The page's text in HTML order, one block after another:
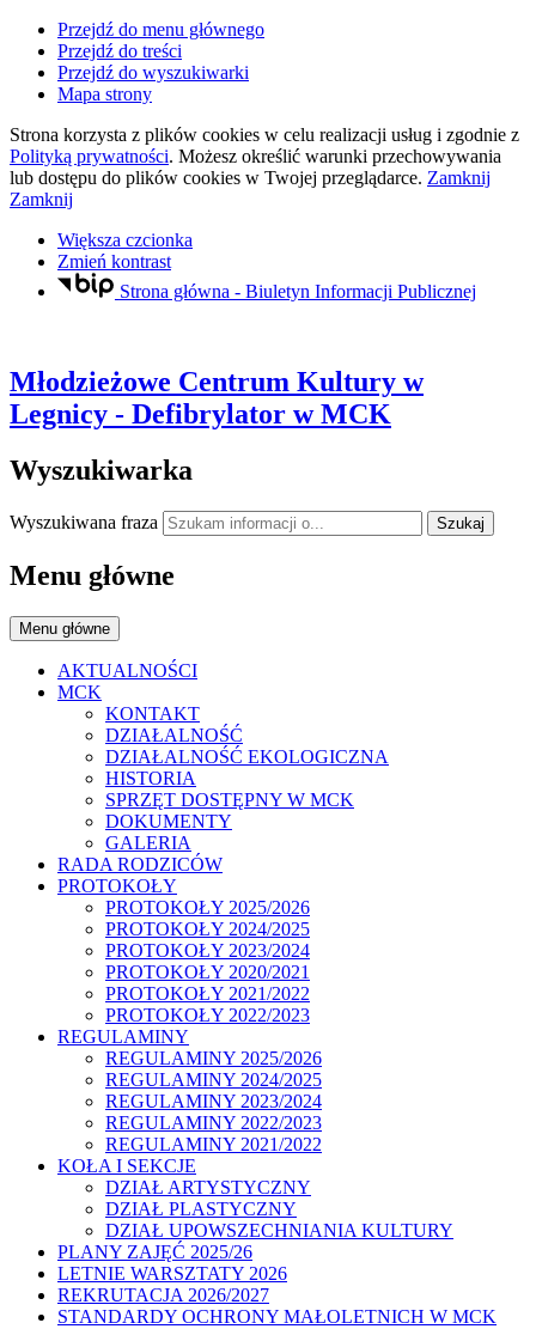
Przejdź do menu głównego
Przejdź do treści
Przejdź do wyszukiwarki
Mapa strony
Strona korzysta z plików cookies w celu realizacji usług i zgodnie z
Polityką prywatności. Możesz określić warunki przechowywania
lub dostępu do plików cookies w Twojej przeglądarce. Zamknij
Zamknij
Większa czcionka
Zmień kontrast
Strona główna - Biuletyn Informacji Publicznej
Młodzieżowe Centrum Kultury w
Legnicy - Defibrylator w MCK
Wyszukiwarka
Wyszukiwana fraza Szukaj
Menu główne
Menu główne
AKTUALNOŚCI
MCK
KONTAKT
DZIAŁALNOŚĆ
DZIAŁALNOŚĆ EKOLOGICZNA
HISTORIA
SPRZĘT DOSTĘPNY W MCK
DOKUMENTY
GALERIA
RADA RODZICÓW
PROTOKOŁY
PROTOKOŁY 2025/2026
PROTOKOŁY 2024/2025
PROTOKOŁY 2023/2024
PROTOKOŁY 2020/2021
PROTOKOŁY 2021/2022
PROTOKOŁY 2022/2023
REGULAMINY
REGULAMINY 2025/2026
REGULAMINY 2024/2025
REGULAMINY 2023/2024
REGULAMINY 2022/2023
REGULAMINY 2021/2022
KOŁA I SEKCJE
DZIAŁ ARTYSTYCZNY
DZIAŁ PLASTYCZNY
DZIAŁ UPOWSZECHNIANIA KULTURY
PLANY ZAJĘĆ 2025/26
LETNIE WARSZTATY 2026
REKRUTACJA 2026/2027
STANDARDY OCHRONY MAŁOLETNICH W MCK